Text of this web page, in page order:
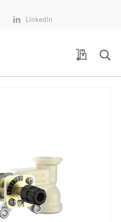
LinkedIn
Demande